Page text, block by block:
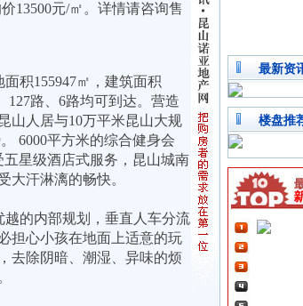
最新资
楼盘推
13500元/㎡。 详情请咨询售
面积155947㎡，建筑面积
127路、 6路均可到达。营造
山人居与10万平米昆山大规
6000平方米的综合健身会
星级酒店式服务，昆山城南
大汗淋漓的畅快。
的内部规划，垂直人车分流
担心小孩在地面上适意的玩
去除阴暗、潮湿、异味的烦